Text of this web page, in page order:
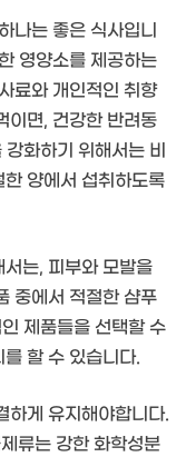
나는 좋은 식사입니
영양소를 제공하는
료와 개인적인 취향
이면, 건강한 반려동
화하기 위해서는 비
양에서 섭취하도록
는, 피부와 모발을
중에서 적절한 샴푸
제품들을 선택할 수
할 수 있습니다.
하게 유지해야합니다.
류는 강한 화학성분